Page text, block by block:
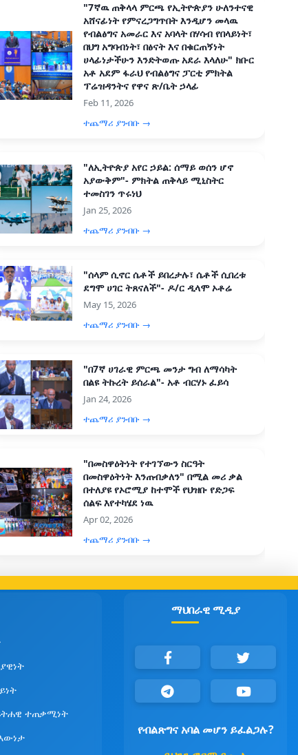
"7ኛዉ ጠቅላላ ምርጫ የኢትዮጵያን ሁለንተናዊ
አሸናፊነት የምናረጋግጥበት እንዲሆን መላዉ
የብልፅግና አመራር እና አባላት በሃሳብ የበላይነት፣
በህግ አግባብነት፣ በፅናት እና በቁርጠኝነት
ሀላፊነታችሁን እንድትወጡ አደራ እላለሁ" ክቡር
አቶ አደም ፋራህ የብልፅግና ፓርቲ ምክትል
ፕሬዝዳንትና የዋና ጽ/ቤት ኃላፊ
Feb 11, 2026
ተጨማሪ ያንብቡ →
"ለኢትዮጵያ አየር ኃይል: ሰማይ ወሰን ሆኖ
አያውቅም"- ምክትል ጠቅላይ ሚኒስትር
ተመስገን ጥሩነህ
Jan 25, 2026
ተጨማሪ ያንብቡ →
"ሰላም ሲኖር ሴቶች ይበረታሉ፣ ሴቶች ሲበረቱ
ደግሞ ሀገር ትጸናለች"- ዶ/ር ዲላሞ ኦቶሬ
May 15, 2026
ተጨማሪ ያንብቡ →
"በ7ኛ ሀገራዊ ምርጫ መንታ ግብ ለማሳካት
በልዩ ትኩረት ይሰራል"- አቶ ብርሃኑ ፈይሳ
Jan 24, 2026
ተጨማሪ ያንብቡ →
"በመስዋዕትነት የተገኘውን ስርዓት
በመስዋዕትነት እንጠብቃለን" በሚል መሪ ቃል
በተለያዩ የኦሮሚያ ከተሞች የህዝቡ የድጋፍ
ሰልፍ እየተካሄደ ነዉ
Apr 02, 2026
ተጨማሪ ያንብቡ →
ተጠቃሚነት
ማህበራዊ ሚዲያ
የብልጽግና አባል መሆን ይፈልጋሉ?